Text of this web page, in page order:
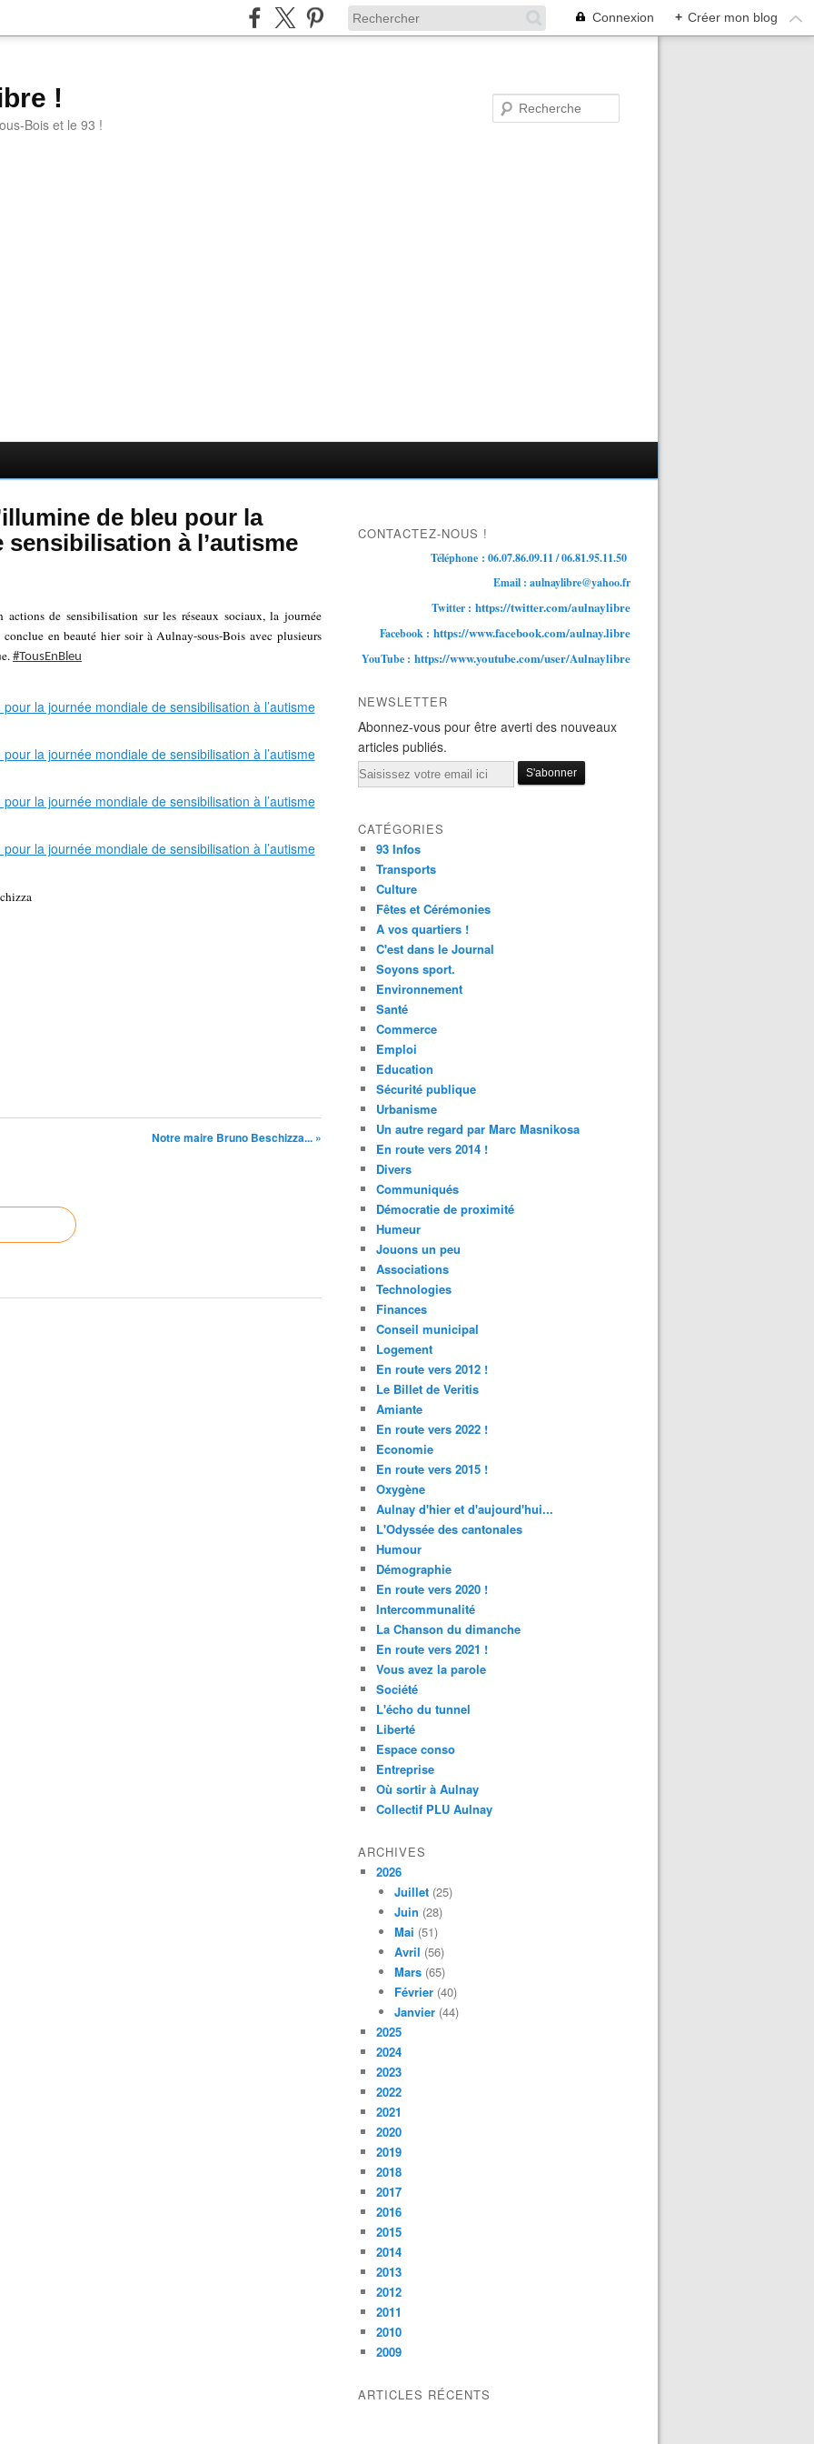
Connexion + Créer mon blog
!
Bois et le 93 !
de bleu pour la
à l’autisme
de sensibilisation sur les réseaux sociaux, la journée
en beauté hier soir à Aulnay-sous-Bois avec plusieurs
#TousEnBleu
Notre maire Bruno Beschizza... »
CONTACTEZ-NOUS !
Téléphone : 06.07.86.09.11 / 06.81.95.11.50
Email : aulnaylibre@yahoo.fr
Twitter : https://twitter.com/aulnaylibre
Facebook : https://www.facebook.com/aulnay.libre
YouTube : https://www.youtube.com/user/Aulnaylibre
NEWSLETTER
Abonnez-vous pour être averti des nouveaux
articles publiés.
Email
CATÉGORIES
93 Infos
Transports
Culture
Fêtes et Cérémonies
A vos quartiers !
C'est dans le Journal
Soyons sport.
Environnement
Santé
Commerce
Emploi
Education
Sécurité publique
Urbanisme
Un autre regard par Marc Masnikosa
En route vers 2014 !
Divers
Communiqués
Démocratie de proximité
Humeur
Jouons un peu
Associations
Technologies
Finances
Conseil municipal
Logement
En route vers 2012 !
Le Billet de Veritis
Amiante
En route vers 2022 !
Economie
En route vers 2015 !
Oxygène
Aulnay d'hier et d'aujourd'hui...
L'Odyssée des cantonales
Humour
Démographie
En route vers 2020 !
Intercommunalité
La Chanson du dimanche
En route vers 2021 !
Vous avez la parole
Société
L'écho du tunnel
Liberté
Espace conso
Entreprise
Où sortir à Aulnay
Collectif PLU Aulnay
ARCHIVES
2026
Juillet (25)
Juin (28)
Mai (51)
Avril (56)
Mars (65)
Février (40)
Janvier (44)
2025
2024
2023
2022
2021
2020
2019
2018
2017
2016
2015
2014
2013
2012
2011
2010
2009
ARTICLES RÉCENTS